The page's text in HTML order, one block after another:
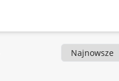
Sortowanie